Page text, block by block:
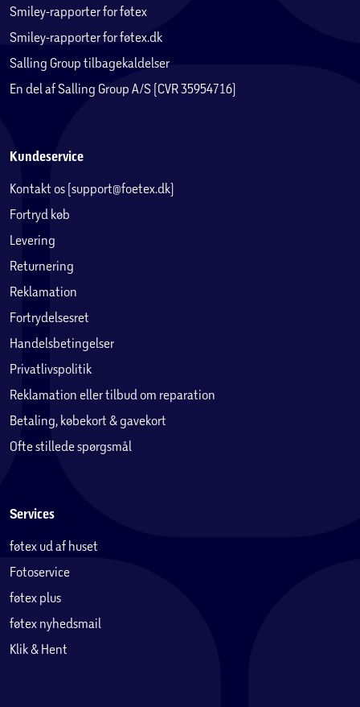
Smiley-rapporter for føtex
Smiley-rapporter for føtex.dk
Salling Group tilbagekaldelser
En del af Salling Group A/S (CVR 35954716)
Kundeservice
Kontakt os (support@foetex.dk)
Fortryd køb
Levering
Returnering
Reklamation
Fortrydelsesret
Handelsbetingelser
Privatlivspolitik
Reklamation eller tilbud om reparation
Betaling, købekort & gavekort
Ofte stillede spørgsmål
Services
føtex ud af huset
Fotoservice
føtex plus
føtex nyhedsmail
Klik & Hent